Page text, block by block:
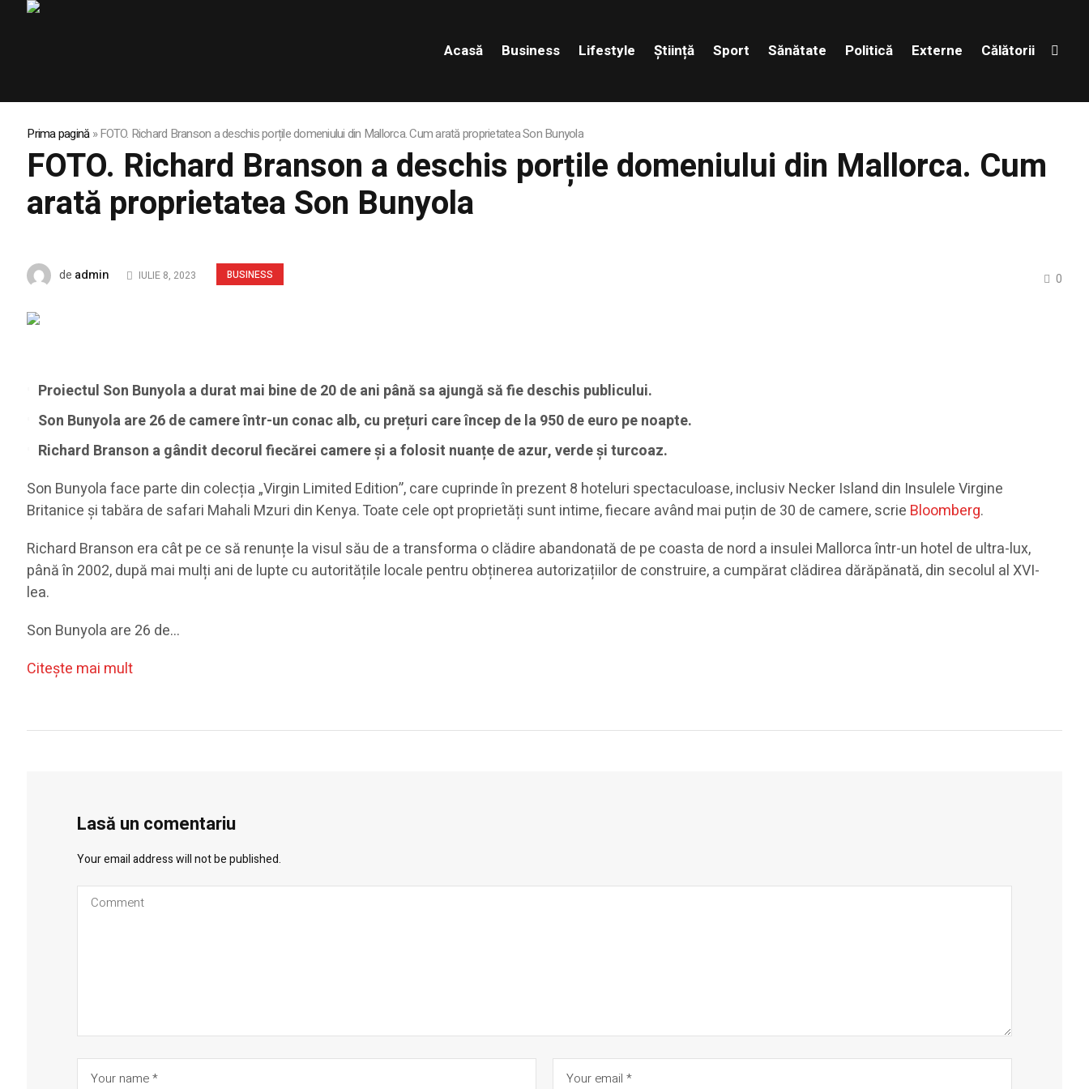
Acasă Business Lifestyle Știință Sport Sănătate Politică Externe Călătorii
Prima pagină»FOTO. Richard Branson a deschis porțile domeniului din Mallorca. Cum arată proprietatea Son Bunyola
FOTO. Richard Branson a deschis porțile domeniului din Mallorca. Cum
arată proprietatea Son Bunyola
BUSINESS 0
de admin IULIE 8, 2023
Proiectul Son Bunyola a durat mai bine de 20 de ani până sa ajungă să fie deschis publicului.
Son Bunyola are 26 de camere într-un conac alb, cu prețuri care încep de la 950 de euro pe noapte.
Richard Branson a gândit decorul fiecărei camere și a folosit nuanțe de azur, verde și turcoaz.
Son Bunyola face parte din colecția „Virgin Limited Edition”, care cuprinde în prezent 8 hoteluri spectaculoase, inclusiv Necker Island din Insulele Virgine
Britanice și tabăra de safari Mahali Mzuri din Kenya. Toate cele opt proprietăți sunt intime, fiecare având mai puțin de 30 de camere, scrie Bloomberg.
Richard Branson era cât pe ce să renunțe la visul său de a transforma o clădire abandonată de pe coasta de nord a insulei Mallorca într-un hotel de ultra-lux,
până în 2002, după mai mulți ani de lupte cu autoritățile locale pentru obținerea autorizațiilor de construire, a cumpărat clădirea dărăpănată, din secolul al XVI-
lea.
Son Bunyola are 26 de…
Citeşte mai mult
Lasă un comentariu
Your email address will not be published.